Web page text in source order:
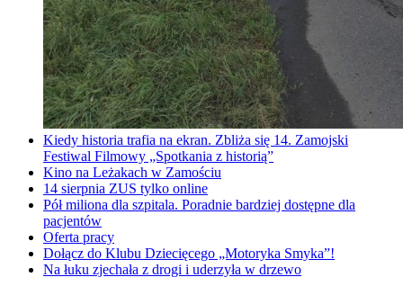
Kiedy historia trafia na ekran. Zbliża się 14. Zamojski
Festiwal Filmowy „Spotkania z historią”
Kino na Leżakach w Zamościu
14 sierpnia ZUS tylko online
Pół miliona dla szpitala. Poradnie bardziej dostępne dla
pacjentów
Oferta pracy
Dołącz do Klubu Dziecięcego „Motoryka Smyka”!
Na łuku zjechała z drogi i uderzyła w drzewo